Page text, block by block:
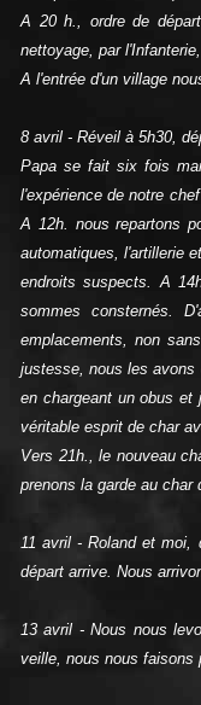
A 20 h., ordre de
nettoyage, par
A l'entrée d'un village
8 avril ‑ Réveil à 5h30,
Papa se fait six fois
l'expérience de notre
A 12h. nous repartons
automatiques, l'artillerie
endroits suspects. A
sommes consternés.
emplacements, non
justesse, nous les avons
en chargeant un obus et
véritable esprit de char
Vers 21h., le nouveau
prenons la garde au char
11 avril ‑ Roland et moi,
départ arrive. Nous
13 avril ‑ Nous nous
veille, nous nous faisons